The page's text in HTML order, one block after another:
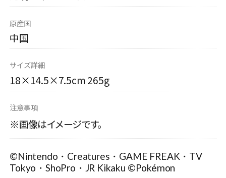
原産国
中国
サイズ詳細
18×14.5×7.5cm 265g
注意事項
※画像はイメージです。
©Nintendo・Creatures・GAME FREAK・TV
Tokyo・ShoPro・JR Kikaku ©Pokémon